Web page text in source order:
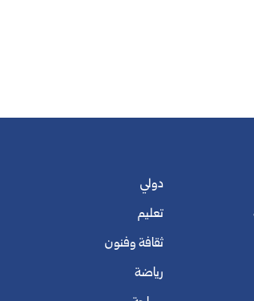
دولي
تعليم
ثقافة وفنون
رياضة